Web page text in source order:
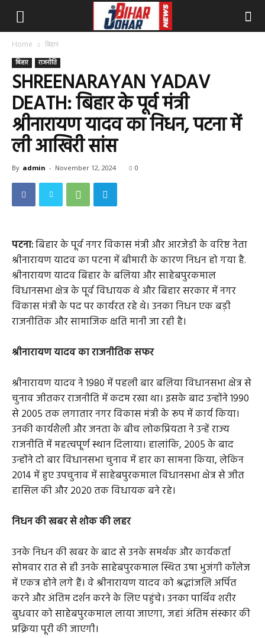
Home बिहार
बिहार राजनीति
SHREENARAYAN YADAV
DEATH: बिहार के पूर्व मंत्री
श्रीनारायण यादव का निधन, पटना में
ली आखिरी सांस
By admin - November 12, 2024 0
पटना:बिहार के पूर्व नगर विकास मंत्री और आरजेडी के वरिष्ठ नेता
श्रीनारायण यादव का पटना में बीमारी के कारण निधन हो गया है.
श्रीनारायण यादव बिहार के बलिया और साहेबपुरकमाल
विधानसभा क्षेत्र के पूर्व विधायक थे और बिहार सरकार में नगर
विकास मंत्री के पद पर कार्यरत रहे थे। उनका निधन एक बड़ी
राजनीतिक और सामाजिक क्षति मानी जा रही है।
श्रीनारायण यादव का राजनीतिक सफर
श्रीनारायण यादव ने 1980 में पहली बार बलिया विधानसभा क्षेत्र से
चुनाव जीतकर राजनीति में कदम रखा था। इसके बाद उन्होंने 1990
से 2005 तक लगातार नगर विकास मंत्री के रूप में कार्य किया।
उनकी कार्यशैली और जनता के बीच लोकप्रियता ने उन्हें राज्य
राजनीति में महत्वपूर्ण स्थान दिलाया। हालांकि, 2005 के बाद
उन्होंने दो बार विधानसभा चुनाव में हार का सामना किया, लेकिन
2014 में हुए उपचुनाव में साहेबपुरकमाल विधानसभा क्षेत्र से जीत
हासिल की और 2020 तक विधायक बने रहे।
निधन की खबर से शोक की लहर
उनके निधन की खबर के बाद से उनके समर्थक और कार्यकर्ता
सोमवार रात से ही उनके साहेबपुरकमाल स्थित उषा भुजंगी कॉलेज
में एकत्र होने लगे हैं। वे श्रीनारायण यादव को श्रद्धांजलि अर्पित
करने और अंतिम दर्शन करने के लिए पहुंचे। उनका पार्थिव शरीर
बुधवार को साहेबपुरकमाल लाया जाएगा, जहां अंतिम संस्कार की
प्रक्रिया पूरी की जाएगी।